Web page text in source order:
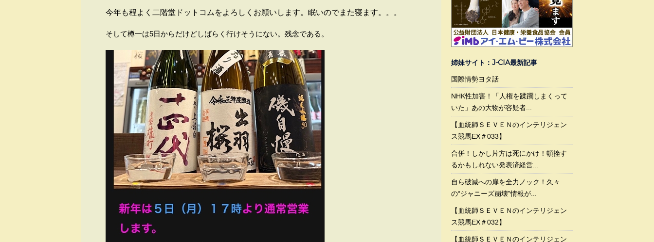
今年も程よく二階堂ドットコムをよろしくお願いします。眠いのでまた寝ます。。。
そして樽一は5日からだけどしばらく行けそうにない。残念である。
姉妹サイト：J-CIA最新記事
国際情勢ヨタ話
NHK性加害！「人権を蹂躙しまくって
いた」あの大物が容疑者...
【血統師ＳＥＶＥＮのインテリジェン
ス競馬EX＃033】
合併！しかし片方は死にかけ！頓挫す
るかもしれない発表済経営...
自ら破滅への扉を全力ノック！久々
の“ジャニーズ崩壊”情報が...
【血統師ＳＥＶＥＮのインテリジェン
ス競馬EX＃032】
【血統師ＳＥＶＥＮのインテリジェン